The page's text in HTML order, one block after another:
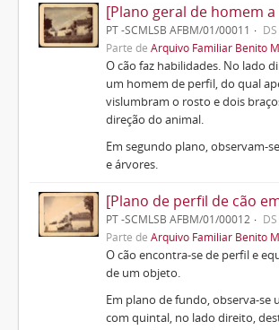
PT -SCMLSB AFBM/01/00011 DS
Parte de Arquivo Familiar Benito
O cão faz habilidades. No lado
um homem de perfil, do qual
vislumbram o rosto e dois
direção do animal.
Em segundo plano, observam-
e árvores.
[Plano de perfil de cão
PT -SCMLSB AFBM/01/00012 DS
Parte de Arquivo Familiar Benito
O cão encontra-se de perfil e
de um objeto.
Em plano de fundo, observa-se
com quintal, no lado direito,